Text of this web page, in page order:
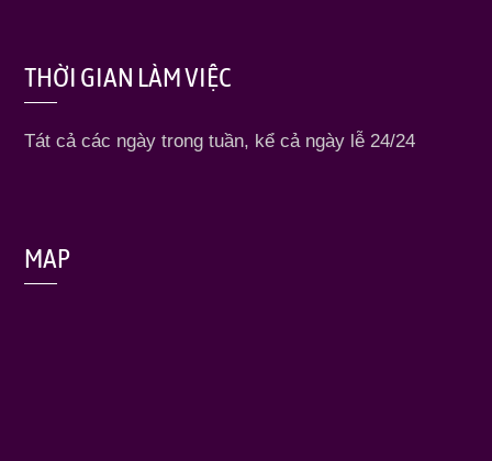
THỜI GIAN LÀM VIỆC
Tát cả các ngày trong tuần, kể cả ngày lễ 24/24
MAP